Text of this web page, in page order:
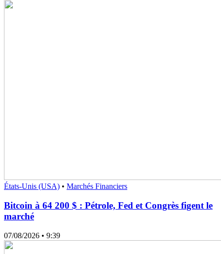
États-Unis (USA) • Marchés Financiers
Bitcoin à 64 200 $ : Pétrole, Fed et Congrès figent le
marché
07/08/2026 • 9:39